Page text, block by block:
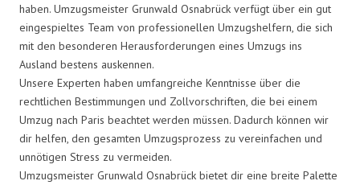
haben. Umzugsmeister Grunwald Osnabrück verfügt über ein gut
eingespieltes Team von professionellen Umzugshelfern, die sich
mit den besonderen Herausforderungen eines Umzugs ins
Ausland bestens auskennen.
Unsere Experten haben umfangreiche Kenntnisse über die
rechtlichen Bestimmungen und Zollvorschriften, die bei einem
Umzug nach Paris beachtet werden müssen. Dadurch können wir
dir helfen, den gesamten Umzugsprozess zu vereinfachen und
unnötigen Stress zu vermeiden.
Umzugsmeister Grunwald Osnabrück bietet dir eine breite Palette